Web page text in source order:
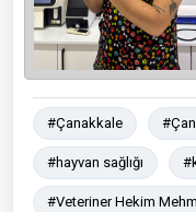
#Çanakkale
#hayvan sağlığı
#Veteriner Hekim